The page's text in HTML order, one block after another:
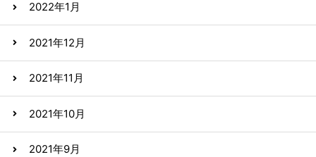
2022年1月
2021年12月
2021年11月
2021年10月
2021年9月